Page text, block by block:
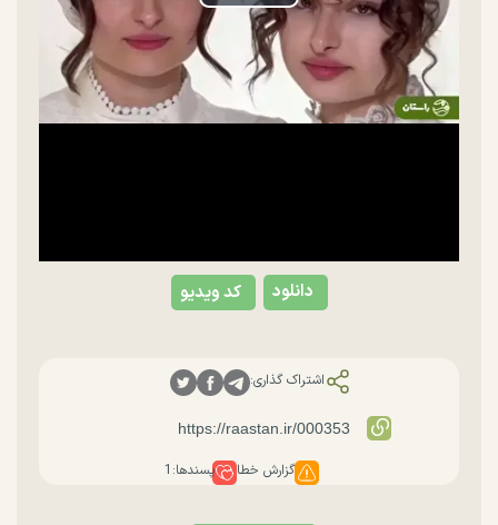
Play
Video
کد ویدیو دانلود
اشتراک گذاری:
گزارش خطا پسندها: 1